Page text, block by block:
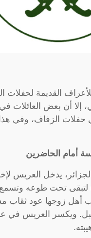
القديمة
إلا أن بعض العائلات
حفلات الزفاف، وفي
أمام الحاضرين
يدخل العريس
لتبقى تحت طوعه
زوجها عود ثقاب
ويكسر العريس في